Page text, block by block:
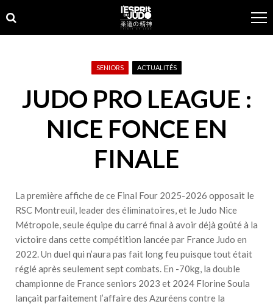
to
navigation
to
content
SENIORS ACTUALITÉS
JUDO PRO LEAGUE :
NICE FONCE EN
FINALE
La première affiche de ce Final Four 2025-2026 opposait le
RSC Montreuil, leader des éliminatoires, et le Judo Nice
Métropole, seule équipe du carré final à avoir déjà goûté à la
victoire dans cette compétition lancée par France Judo en
2022. Un duel qui n’aura pas fait long feu puisque tout était
réglé après seulement sept combats. En -70kg, la double
championne de France seniors 2023 et 2024 Florine Soula
lançait parfaitement l’affaire des Azuréens contre la